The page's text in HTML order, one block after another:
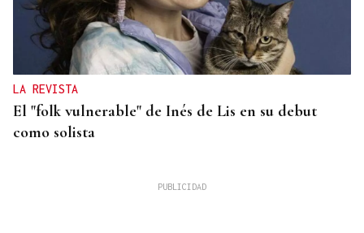
LA REVISTA
El "folk vulnerable" de Inés de Lis en su debut
como solista